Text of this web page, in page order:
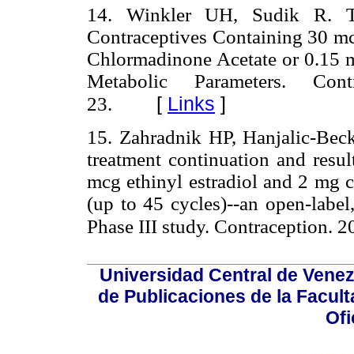
14. Winkler UH, Sudik R.
Contraceptives Containing 30
Chlormadinone Acetate or 0.15
Metabolic Parameters.
23. [ Links ]
15. Zahradnik HP, Hanjalic-
treatment continuation and
mcg ethinyl estradiol and 2 mg
(up to 45 cycles)--an open-
Phase III study. Contraception.
Universidad Central de
de Publicaciones de la